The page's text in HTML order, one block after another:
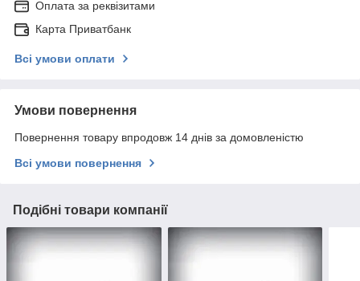
Оплата за реквізитами
Карта Приватбанк
Всі умови оплати
Умови повернення
Повернення товару впродовж 14 днів за домовленістю
Всі умови повернення
Подібні товари компанії